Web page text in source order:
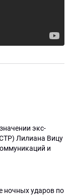
экс-
Лилиана Вицу
и
ночных ударов по